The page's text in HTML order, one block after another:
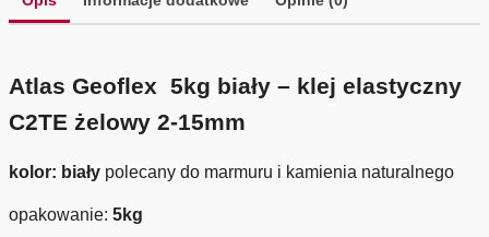
Atlas Geoflex 5kg biały – klej elastyczny
C2TE żelowy 2-15mm
kolor: biały polecany do marmuru i kamienia naturalnego
opakowanie: 5kg